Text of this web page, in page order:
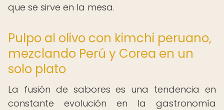
que se sirve en la mesa.
Pulpo al olivo con kimchi peruano,
mezclando Perú y Corea en un
solo plato
La fusión de sabores es una tendencia en
constante evolución en la gastronomía